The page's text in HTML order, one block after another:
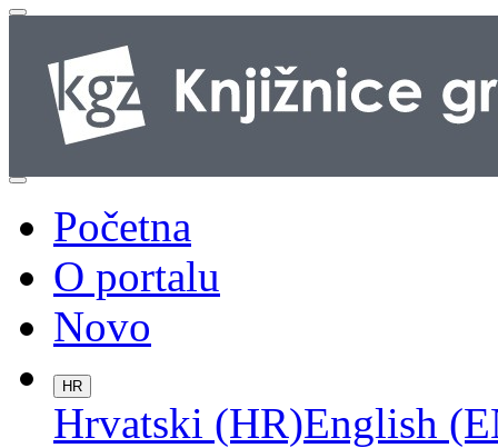
Početna
O portalu
Novo
HR
Hrvatski (HR)English